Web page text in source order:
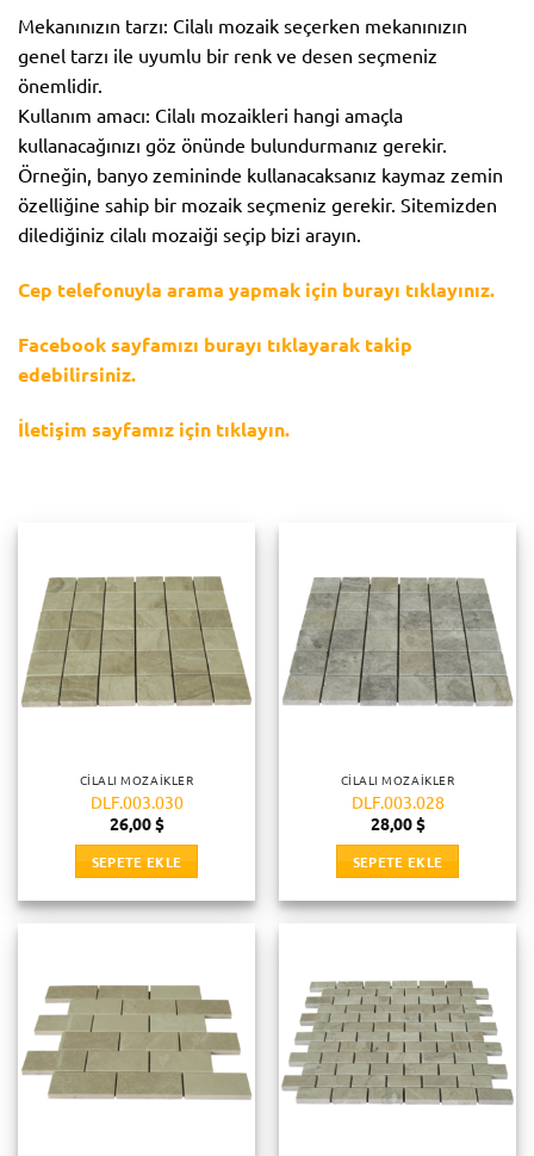
Mekanınızın tarzı: Cilalı mozaik seçerken mekanınızın
genel tarzı ile uyumlu bir renk ve desen seçmeniz
önemlidir.
Kullanım amacı: Cilalı mozaikleri hangi amaçla
kullanacağınızı göz önünde bulundurmanız gerekir.
Örneğin, banyo zemininde kullanacaksanız kaymaz zemin
özelliğine sahip bir mozaik seçmeniz gerekir. Sitemizden
dilediğiniz cilalı mozaiği seçip bizi arayın.
Cep telefonuyla arama yapmak için burayı tıklayınız.
Facebook sayfamızı burayı tıklayarak takip
edebilirsiniz.
İletişim sayfamız için tıklayın.
CILALI MOZAIKLER
DLF.003.030
26,00$
SEPETE EKLE
CILALI MOZAIKLER
DLF.003.028
28,00$
SEPETE EKLE